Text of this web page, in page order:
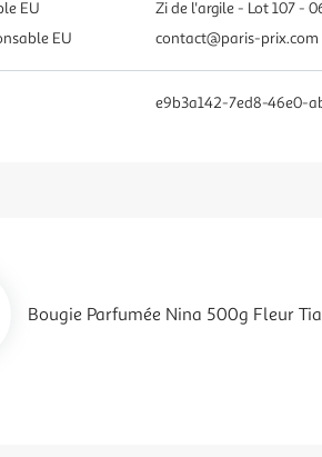
EU
Zi de l'argile - Lot 107 -
EU
contact@paris-prix.com
e9b3a142-7ed8-46e0-
Bougie Parfumée Nina 500g Fleur